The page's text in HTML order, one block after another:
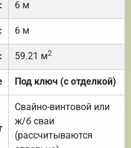
6 м
6 м
59.21 м2
Под ключ (с отделкой)
Свайно-винтовой или
ж/б сваи
(рассчитываются